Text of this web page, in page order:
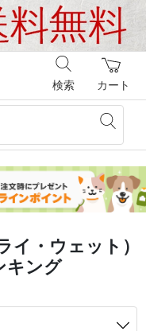
カート
検索
イ・ウェット）
キング